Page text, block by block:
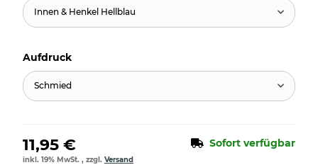
Innen & Henkel Hellblau
Aufdruck
Schmied
11,95 € Sofort verfügbar
inkl. 19% MwSt. , zzgl. Versand